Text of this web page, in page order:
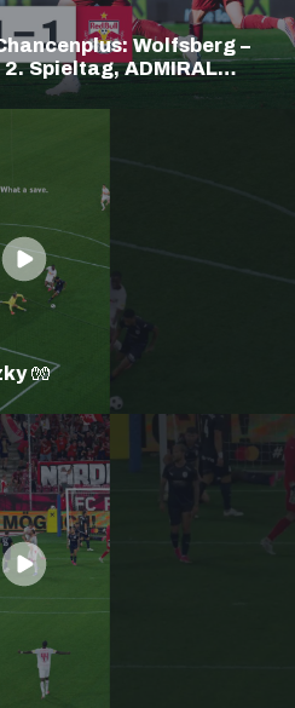
Wolfsberg –
Spieltag, ADMIRAL
🧤